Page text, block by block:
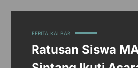
BERITA KALBAR
Ratusan Siswa